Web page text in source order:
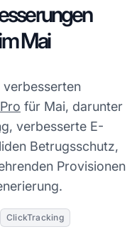
Mai
verbesserten
für Mai, darunter
, verbesserte E-
Betrugsschutz,
Provisionen
ClickTracking